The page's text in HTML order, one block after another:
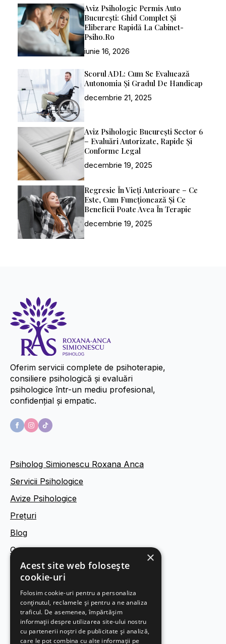
Aviz Psihologic Permis Auto
București: Ghid Complet Și
Eliberare Rapidă La Cabinet-
Psiho.ro
iunie 16, 2026
Scorul ADL: Cum Se Evaluează
Autonomia Și Gradul De Handicap
decembrie 21, 2025
Aviz Psihologic București Sector 6
– Evaluări Autorizate, Rapide Și
Conforme Legal
decembrie 19, 2025
Regresie În Vieți Anterioare – Ce
Este, Cum Funcționează Și Ce
Beneficii Poate Avea În Terapie
decembrie 19, 2025
Oferim servicii complete de psihoterapie,
consiliere psihologică și evaluări
psihologice într-un mediu profesional,
confidențial și empatic.
Psiholog Simionescu Roxana Anca
Servicii Psihologice
Avize Psihologice
Prețuri
Blog
Contact
Termeni și condiții
Politica de confidențialitate
Politica de cookies
Legal
×
Acest site web folosește
cookie-uri
Folosim cookie-uri pentru a personaliza
conținutul, reclamele și pentru a ne analiza
traficul. De asemenea, împărtășim
informații despre utilizarea site-ului nostru
cu partenerii noștri de publicitate și analiză,
care le pot combina cu alte informații pe